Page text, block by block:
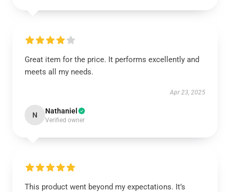
Great item for the price. It performs excellently and
meets all my needs.
Apr 23, 2025
N Nathaniel
Verified owner
This product went beyond my expectations. It’s